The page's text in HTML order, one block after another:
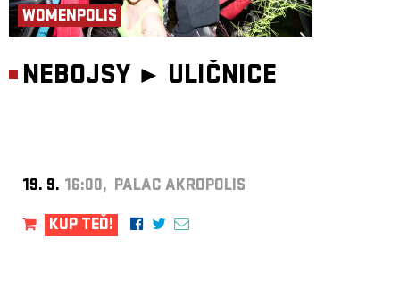
WOMENPOLIS
NEBOJSY ► ULIČNICE
19. 9. 16:00, PALÁC AKROPOLIS
KUP TEĎ!